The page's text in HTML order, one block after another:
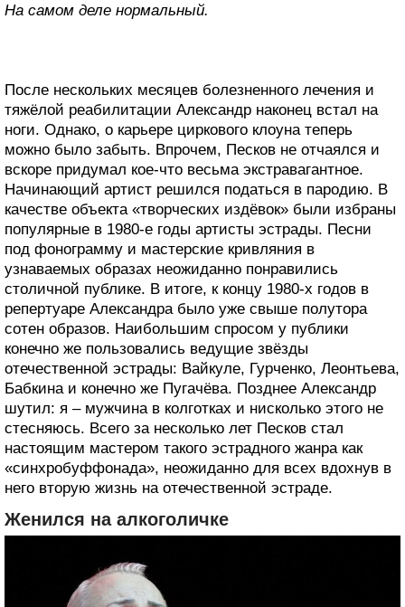
На самом деле нормальный.
После нескольких месяцев болезненного лечения и
тяжёлой реабилитации Александр наконец встал на
ноги. Однако, о карьере циркового клоуна теперь
можно было забыть. Впрочем, Песков не отчаялся и
вскоре придумал кое-что весьма экстравагантное.
Начинающий артист решился податься в пародию. В
качестве объекта «творческих издёвок» были избраны
популярные в 1980-е годы артисты эстрады. Песни
под фонограмму и мастерские кривляния в
узнаваемых образах неожиданно понравились
столичной публике. В итоге, к концу 1980-х годов в
репертуаре Александра было уже свыше полутора
сотен образов. Наибольшим спросом у публики
конечно же пользовались ведущие звёзды
отечественной эстрады: Вайкуле, Гурченко, Леонтьева,
Бабкина и конечно же Пугачёва. Позднее Александр
шутил: я – мужчина в колготках и нисколько этого не
стесняюсь. Всего за несколько лет Песков стал
настоящим мастером такого эстрадного жанра как
«синхробуффонада», неожиданно для всех вдохнув в
него вторую жизнь на отечественной эстраде.
Женился на алкоголичке